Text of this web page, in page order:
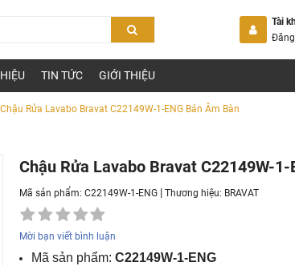
Tài
TIN TỨC GIỚI THIỆU
Chậu Rửa Lavabo Bravat C22149W-1-ENG Bán Âm Bàn
Chậu Rửa Lavabo Bravat C22149W-1-
Mã sản phẩm: C22149W-1-ENG |Thương hiệu: BRAVAT
Mời bạn viết bình luận
Mã sản phẩm:C22149W-1-ENG